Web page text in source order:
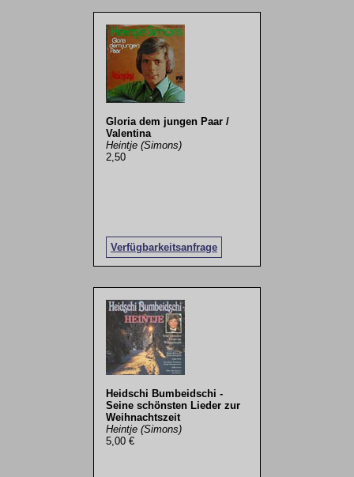
Gloria dem jungen Paar /
Valentina
Heintje (Simons)
2,50
Verfügbarkeitsanfrage
Heidschi Bumbeidschi -
Seine schönsten Lieder zur
Weihnachtszeit
Heintje (Simons)
5,00 €